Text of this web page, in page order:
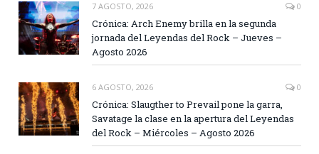
7 AGOSTO, 2026 0
Crónica: Arch Enemy brilla en la segunda
jornada del Leyendas del Rock – Jueves –
Agosto 2026
6 AGOSTO, 2026 0
Crónica: Slaugther to Prevail pone la garra,
Savatage la clase en la apertura del Leyendas
del Rock – Miércoles – Agosto 2026